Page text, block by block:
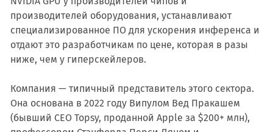
производителей оборудования, устанавливают
специализированное ПО для ускорения инференса и
отдают это разработчикам по цене, которая в разы
ниже, чем у гиперскейлеров.
Компания — типичный представитель этого сектора.
Она основана в 2022 году Випулом Вед Пракашем
(бывший CEO Topsy, проданной Apple за $200+ млн),